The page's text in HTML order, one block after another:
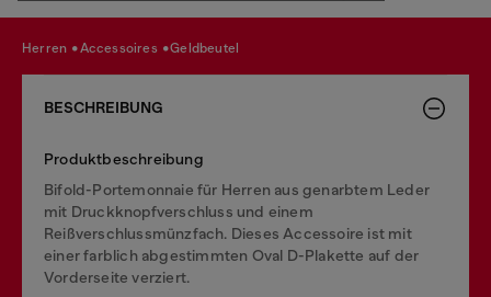
herren accessoires geldbeutel
BESCHREIBUNG
Produktbeschreibung
Bifold-Portemonnaie für Herren aus genarbtem Leder
mit Druckknopfverschluss und einem
Reißverschlussmünzfach. Dieses Accessoire ist mit
einer farblich abgestimmten Oval D-Plakette auf der
Vorderseite verziert.